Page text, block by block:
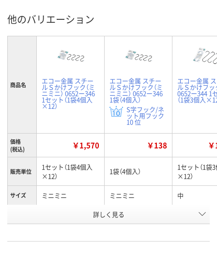
他のバリエーション
商品名 エコー金属 スチー
ルＳかけフック（ミ
ニミニ） 0652ー346
1セット（1袋4個入
×12）
エコー金属 スチー
ルＳかけフック（ミ
ニミニ） 0652ー346
1袋（4個入）
S字フック/ネ
ット用フック
10 位
エコー金属
ルＳかけフッ
0652ー344 1
（1袋3個入
価格
(税込)
￥1,570 ￥138
販売単位
1セット（1袋4個入
×12）
1袋（4個入）
1セット（1袋
×12）
サイズ ミニミニ ミニミニ 中
AKE0240 AKE0259
詳しく見る